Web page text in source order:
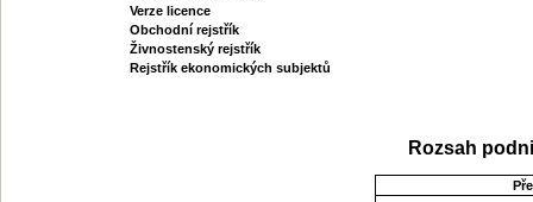
Verze licence
Obchodní rejstřík
Živnostenský rejstřík
Rejstřík ekonomických subjektů
Rozsah